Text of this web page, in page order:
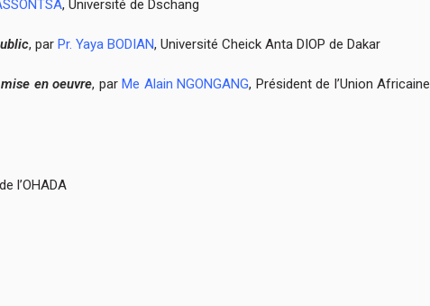
, Université de Dschang
, par Pr. Yaya BODIAN, Université Cheick Anta DIOP de Dakar
en oeuvre, par Me Alain NGONGANG, Président de l’Union Africaine
l’OHADA